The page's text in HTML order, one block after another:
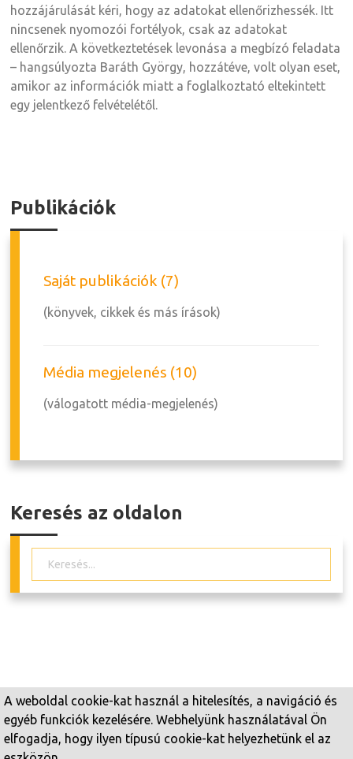
hozzájárulását kéri, hogy az adatokat ellenőrizhessék. Itt
nincsenek nyomozói fortélyok, csak az adatokat
ellenőrzik. A következtetések levonása a megbízó feladata
– hangsúlyozta Baráth György, hozzátéve, volt olyan eset,
amikor az információk miatt a foglalkoztató eltekintett
egy jelentkező felvételétől.
Publikációk
Saját publikációk (7)
(könyvek, cikkek és más írások)
Média megjelenés (10)
(válogatott média-megjelenés)
Keresés az oldalon
Copyright © 2026 Perfect Loyd Magánnyomozó Iroda.
Joomla templates
A weboldal cookie-kat használ a hitelesítés, a navigáció és
egyéb funkciók kezelésére. Webhelyünk használatával Ön
elfogadja, hogy ilyen típusú cookie-kat helyezhetünk el az